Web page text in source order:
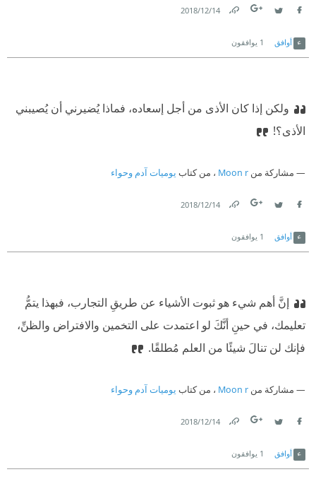
14‏/12‏/2018
أوافق 1 يوافقون
‎ولكن إذا كان الأذى من أجل إسعاده، فماذا يُضيرني أن يُصيبني
الأذى؟!
مشاركة من Moon r ، من كتاب يوميات آدم وحواء
14‏/12‏/2018
أوافق 1 يوافقون
إنَّ أهم شيء هو ثبوت الأشياء عن طريقِ التجارب، فبهذا يتمُّ
تعليمك، في حينِ أنَّكَ لو اعتمدت على التخمين والافتراض والظنِّ،
فإنك لن تنالَ شيئًا من العلم مُطلقًا.
مشاركة من Moon r ، من كتاب يوميات آدم وحواء
14‏/12‏/2018
أوافق 1 يوافقون